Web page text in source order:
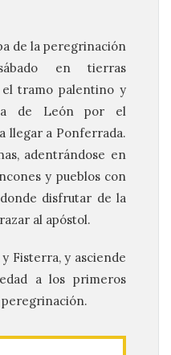
de la peregrinación
en tierras
el tramo palentino y
de León por el
llegar a Ponferrada.
adentrándose en
y pueblos con
disfrutar de la
al apóstol.
Fisterra, y asciende
a los primeros
peregrinación.